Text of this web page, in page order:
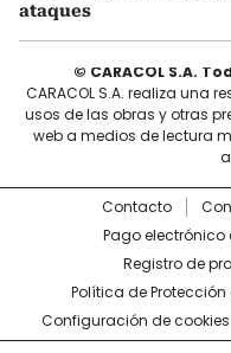
ataques
© CARACOL S.A.
CARACOL S.A. realiza una
usos de las obras y otras
web a medios de lectura
Contacto
Pago electrónico
Registro de
Política de Protección
Configuración de cookies